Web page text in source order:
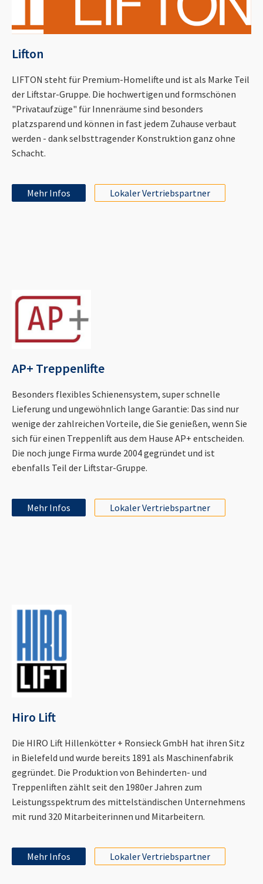
Lifton
LIFTON steht für Premium-Homelifte und ist als Marke Teil
der Liftstar-Gruppe. Die hochwertigen und formschönen
"Privataufzüge" für Innenräume sind besonders
platzsparend und können in fast jedem Zuhause verbaut
werden - dank selbsttragender Konstruktion ganz ohne
Schacht.
Mehr Infos Lokaler Vertriebspartner
AP+ Treppenlifte
Besonders flexibles Schienensystem, super schnelle
Lieferung und ungewöhnlich lange Garantie: Das sind nur
wenige der zahlreichen Vorteile, die Sie genießen, wenn Sie
sich für einen Treppenlift aus dem Hause AP+ entscheiden.
Die noch junge Firma wurde 2004 gegründet und ist
ebenfalls Teil der Liftstar-Gruppe.
Mehr Infos Lokaler Vertriebspartner
Hiro Lift
Die HIRO Lift Hillenkötter + Ronsieck GmbH hat ihren Sitz
in Bielefeld und wurde bereits 1891 als Maschinenfabrik
gegründet. Die Produktion von Behinderten- und
Treppenliften zählt seit den 1980er Jahren zum
Leistungsspektrum des mittelständischen Unternehmens
mit rund 320 Mitarbeiterinnen und Mitarbeitern.
Mehr Infos Lokaler Vertriebspartner